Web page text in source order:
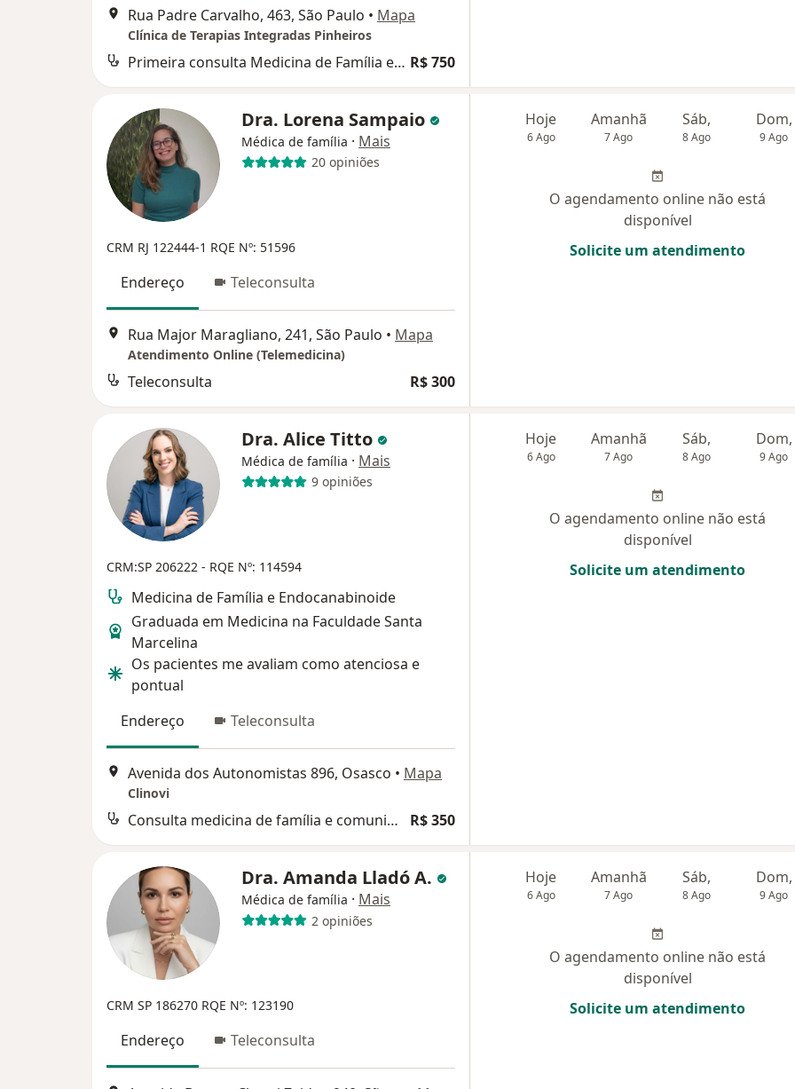
Rua Padre Carvalho, 463, São Paulo • Mapa
Clínica de Terapias Integradas Pinheiros
Primeira consulta Medicina de Família e Comunidade R$ 750
Dra. Lorena Sampaio
Médica de família · Mais
20 opiniões
CRM RJ 122444-1 RQE Nº: 51596
Endereço Teleconsulta
Rua Major Maragliano, 241, São Paulo • Mapa
Atendimento Online (Telemedicina)
Teleconsulta R$ 300
Hoje
6 Ago
Amanhã
7 Ago
Sáb,
8 Ago
Dom,
9 Ago
O agendamento online não está
disponível
Solicite um atendimento
Dra. Alice Titto
Médica de família · Mais
9 opiniões
CRM:SP 206222 - RQE Nº: 114594
Medicina de Família e Endocanabinoide
Graduada em Medicina na Faculdade Santa
Marcelina
Os pacientes me avaliam como atenciosa e
pontual
Endereço
Teleconsulta
Avenida dos Autonomistas 896, Osasco • Mapa
Clinovi
Consulta medicina de família e comunidade R$ 350
Hoje
6 Ago
Amanhã
7 Ago
Sáb,
8 Ago
Dom,
9 Ago
O agendamento online não está
disponível
Solicite um atendimento
Dra. Amanda Lladó A.
Médica de família · Mais
2 opiniões
CRM SP 186270 RQE Nº: 123190
Endereço Teleconsulta
Hoje
6 Ago
Amanhã
7 Ago
Sáb,
8 Ago
Dom,
9 Ago
O agendamento online não está
disponível
Solicite um atendimento